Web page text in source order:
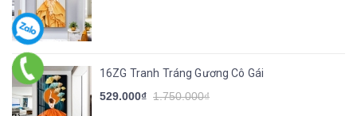
16ZG Tranh Tráng Gương Cô Gái
529.000₫ 1.750.000₫